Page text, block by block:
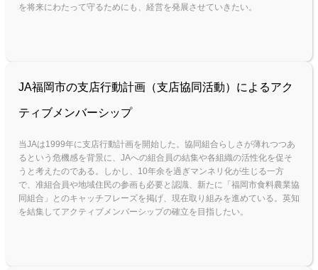
を将来にわたって守るためにも、経営を発展させていきたい。
JA福岡市の支店行動計画（支店協同活動）によるアク
ティブメンバーシップ
当JAは1999年に支店行動計画を開始した。協同組合らしさが薄れつつあ
るという危機感を背景に、JAへの組合員の結集や各組織の活性化を促そ
うと考えたのである。しかし、10年余を過ぎマンネリ化が生じる一方
で、准組合員や地域住民の参画も必要と認識、新たに「福岡市食料農業協
同組合」とのキャッチフレーズを掲げ、現在取り組みを進めている。英知
を結集してアクティブメンバーシップの確立を目指したい。